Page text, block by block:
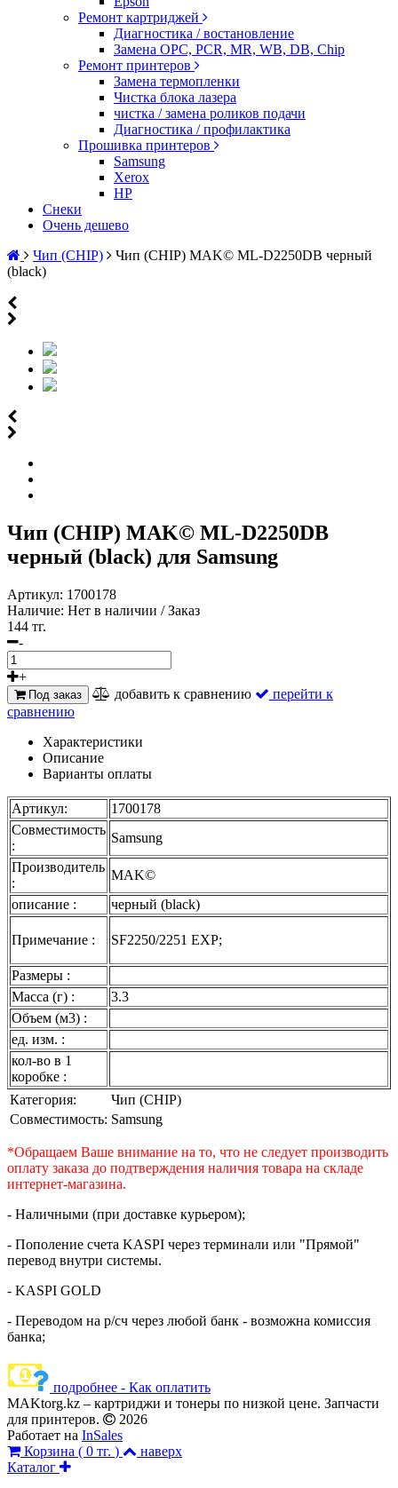
Ремонт картриджей
Диагностика / востановление
Замена OPC, PCR, MR, WB, DB, Chip
Ремонт принтеров
Замена термопленки
Чистка блока лазера
чистка / замена роликов подачи
Диагностика / профилактика
Прошивка принтеров
Samsung
Xerox
HP
Снеки
Очень дешево
Чип (CHIP)
Чип (CHIP) MAK© ML-D2250DB черный
(black)
Чип (CHIP) MAK© ML-D2250DB
черный (black) для Samsung
Артикул: 1700178
Наличие: Нет в наличии / Заказ
144 тг.
-
+
Под заказ добавить к сравнению
перейти к
сравнению
Характеристики
Описание
Варианты оплаты
Артикул:
1700178
Совместимость
:
Samsung
Производитель
:
MAK©
описание :
черный (black)
Примечание : SF2250/2251 EXP;
Размеры :
Масса (г) :
3.3
Объем (м3) :
ед. изм. :
кол-во в 1
коробке :
Категория:
Чип (CHIP)
Совместимость: Samsung
*Обращаем Ваше внимание на то, что не следует производить
оплату заказа до подтверждения наличия товара на складе
интернет-магазина.
- Наличными (при доставке курьером);
- Пополение счета KASPI через терминали или "Прямой"
перевод внутри системы.
- KASPI GOLD
- Переводом на р/сч через любой банк - возможна комиссия
банка;
подробнее - Как оплатить
MAKtorg.kz – картриджи и тонеры по низкой цене. Запчасти
для принтеров.
2026
Работает на InSales
Корзина ( 0 тг. )
наверх
Каталог